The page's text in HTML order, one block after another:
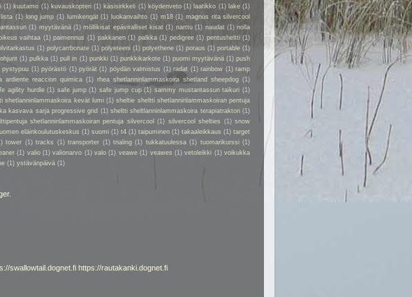
(1) kuutamo (1) kuvauskopteri (1) käsisirkkeli (1) köydenveto (1) laatikko (1) lake (1)
lista (1) long jump (1) lumikengät (1) luokanvaihto (1) m18 (1) magnus rita silvercool
(1) myytävänä (1) möllikisat epäviralliset kisat (1) narttu (1) naudat (1) nolla
vaihtaa (1) paimennus (1) pakkanen (1) palkka (1) pedigree (1) pentusheltti (1)
(1) polycarrbonate (1) polyeteeni (1) polyethene (1) poraus (1) portable (1)
(1) pulkka (1) pull in (1) punkki (1) punkkikarkote (1) puomi myytävänä (1) push
pystypuu (1) pyörästö (1) pyörät (1) pöydän valmistus (1) radat (1) rainbow (1) ramp
ardiente reaccion quimica (1) rhea shetlanninlammaskoira shetland sheepdog (1)
agility hurdle (1) safe jump (1) safe jump cup (1) sammy mustantassun taikuri (1)
shetlanninlammaskoira kevät lumi (1) sheltie sheltti shetlanninlammaskoiran pentuja
kasvava sarja progressive grid (1) sheltti sheltlanninlammaskoira terapiatraktori (1)
shetlanninlammaskoiran pentuja silvercool (1) silvercool shelties (1) snow
eläinkoulutuskeskus (1) suomi (1) t4 (1) taipuminen (1) takaaleikkaus (1) target
tower (1) tracks (1) transporter (1) trialing (1) tukkatuulessa (1) tuomarikurssi (1)
(1) valio (1) valionarvo (1) valo (1) veawe (1) veawes (1) vetoleikki (1) voikukka
(1) ystävänpäivä (1)
.
swallowtail.dognet.fi https://rautakanki.dognet.fi